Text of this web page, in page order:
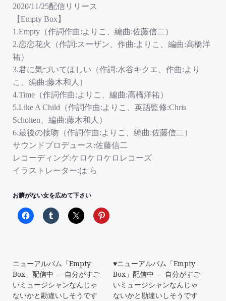
2020/11/25配信リリース
【Empty Box】
1.Empty（作詞作曲:よりこ、編曲:佐藤信二）
2.恋恋花火（作詞:スーザン、作曲:よりこ、編曲:高橋洋
祐）
3.君に気づいてほしい（作詞:水谷キクエ、作曲:より
こ、編曲:藤木和人）
4.Time（作詞作曲:よりこ、編曲:高橋洋祐）
5.Like A Child（作詞作曲:よりこ、英語監修:Chris
Scholten、編曲:藤木和人）
6.最後の接吻（作詞作曲:よりこ、編曲:佐藤信二）
サウンドプロデュース:佐藤信二
レコーディング:ケロケロケロレコーズ
イラストレーター:は ら
お臍がない女を広めて下さい
ニューアルバム「Empty
Box」配信中 ― 自分がすご
いミュージシャンなんじゃ
ないかと勘違いしそうです
♥ニューアルバム「Empty
Box」配信中 ― 自分がすご
いミュージシャンなんじゃ
ないかと勘違いしそうです